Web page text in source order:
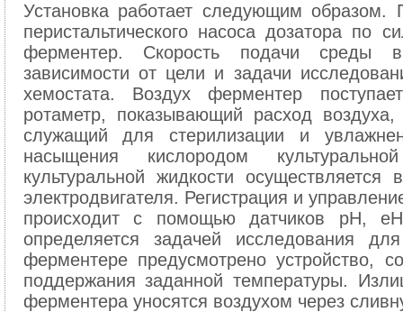
Установка работает следующим
перистальтического насоса дозатора по
ферментер. Скорость подачи среды
зависимости от цели и задачи
хемостата. Воздух ферментер
ротаметр, показывающий расход
служащий для стерилизации и
насыщения кислородом
культуральной жидкости
электродвигателя. Регистрация и
происходит с помощью датчиков рН,
определяется задачей исследования
ферментере предусмотрено устройство,
поддержания заданной температуры.
ферментера уносятся воздухом через